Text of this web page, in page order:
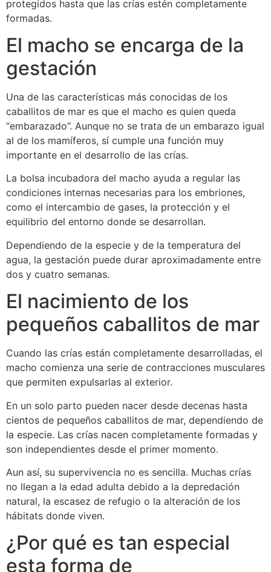
protegidos hasta que las crías estén completamente
formadas.
El macho se encarga de la
gestación
Una de las características más conocidas de los
caballitos de mar es que el macho es quien queda
“embarazado”. Aunque no se trata de un embarazo igual
al de los mamíferos, sí cumple una función muy
importante en el desarrollo de las crías.
La bolsa incubadora del macho ayuda a regular las
condiciones internas necesarias para los embriones,
como el intercambio de gases, la protección y el
equilibrio del entorno donde se desarrollan.
Dependiendo de la especie y de la temperatura del
agua, la gestación puede durar aproximadamente entre
dos y cuatro semanas.
El nacimiento de los
pequeños caballitos de mar
Cuando las crías están completamente desarrolladas, el
macho comienza una serie de contracciones musculares
que permiten expulsarlas al exterior.
En un solo parto pueden nacer desde decenas hasta
cientos de pequeños caballitos de mar, dependiendo de
la especie. Las crías nacen completamente formadas y
son independientes desde el primer momento.
Aun así, su supervivencia no es sencilla. Muchas crías
no llegan a la edad adulta debido a la depredación
natural, la escasez de refugio o la alteración de los
hábitats donde viven.
¿Por qué es tan especial
esta forma de